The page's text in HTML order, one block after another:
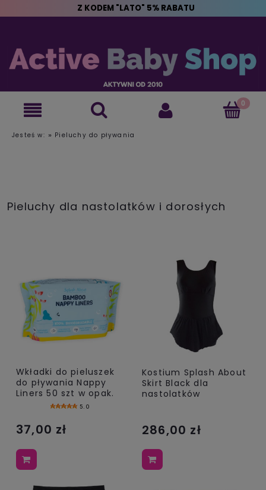
Z KODEM "LATO" 5% RABATU
Jesteś w: » Pieluchy do pływania
Pieluchy dla nastolatków i dorosłych
Wkładki do pieluszek
do pływania Nappy
Liners 50 szt w opak.
5.0
37,00 zł
Kostium Splash About
Skirt Black dla
nastolatków
286,00 zł